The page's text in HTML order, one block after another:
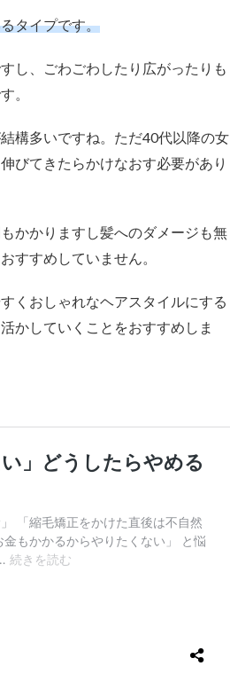
タイプです。
し、ごわごわしたり広がったりも
。
構多いですね。ただ40代以降の女
びてきたらかけなおす必要があり
かかりますし髪へのダメージも無
すすめしていません。
くおしゃれなヘアスタイルにする
かしていくことをおすすめしま